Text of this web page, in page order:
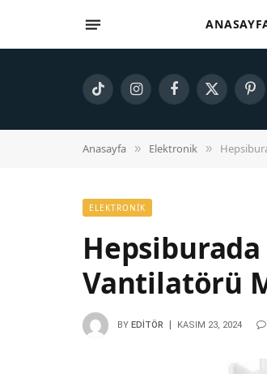
TikTok InstagramFacebook
X
Anasayfa » Elektronik »
ELEKTRONIK
Hepsiburada
Vantilatörü
BY EDITÖR KASIM 23, 2024